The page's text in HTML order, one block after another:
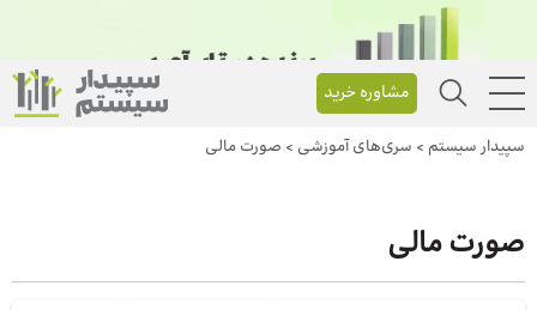
مشاوره خرید
سپیدار سیستم > سری‌های آموزشی > صورت مالی
صورت مالی